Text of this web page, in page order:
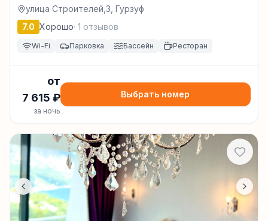
улица Строителей,3, Гурзуф
7.0 Хорошо· 1 отзывов
Wi-Fi Парковка Бассейн Ресторан
от
7 615 ₽
за ночь
Выбрать номер